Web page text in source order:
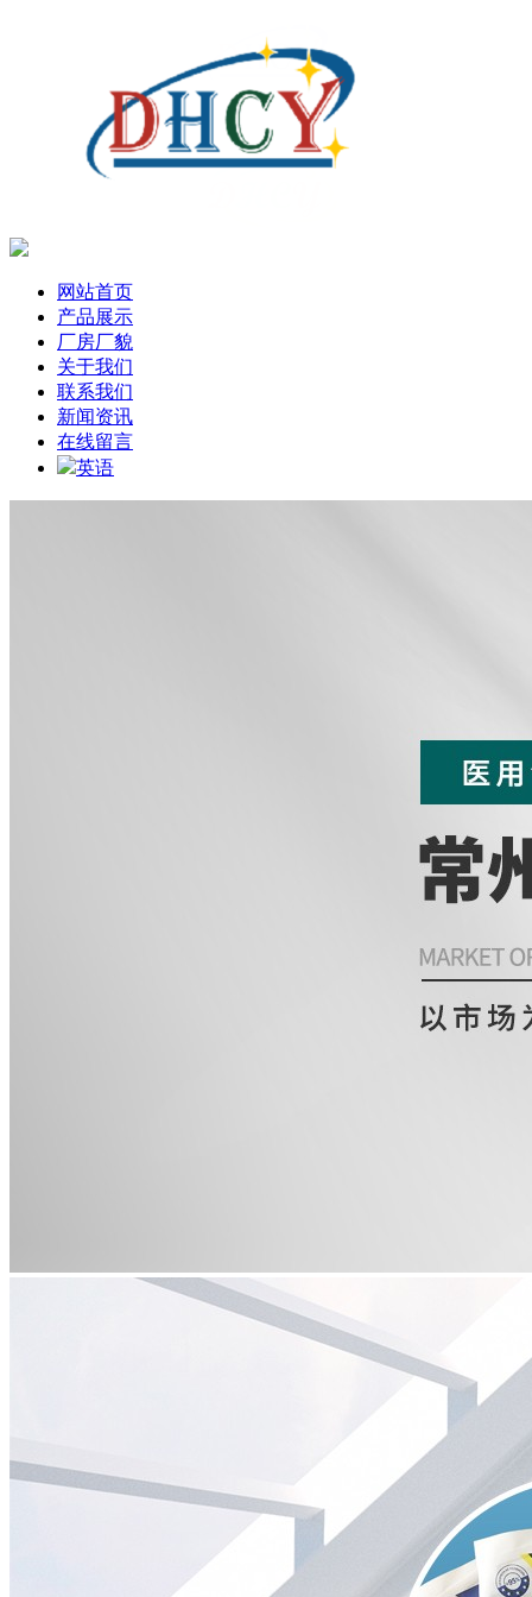
网站首页
产品展示
厂房厂貌
关于我们
联系我们
新闻资讯
在线留言
英语